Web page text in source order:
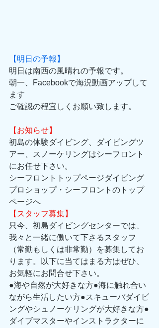
【明日の予報】
明日は南西の風晴れの予報です。
朝一、Facebookで海況動画アップして
ます
ご確認の程宜しくお願い致します。
【お知らせ】
初島の体験ダイビング、ダイビングツ
アー、スノーケリングはシーフロント
にお任せ下さい。
シーフロントトップページダイビング
プロショップ・シーフロントのトップ
ページへ
【スタッフ募集】
只今、初島ダイビングセンターでは、
我々と一緒に働いて下さるスタッフ
（常勤もしくは非常勤）を募集してお
ります。以下に当てはまる方はぜひ、
お気軽にお問合せ下さい。
●海や自然が大好きな方●海に触れ合い
ながら生活したい方●スキューバダイビ
ングやシュノーケリングが大好きな方●
ダイブマスターやインストラクターに